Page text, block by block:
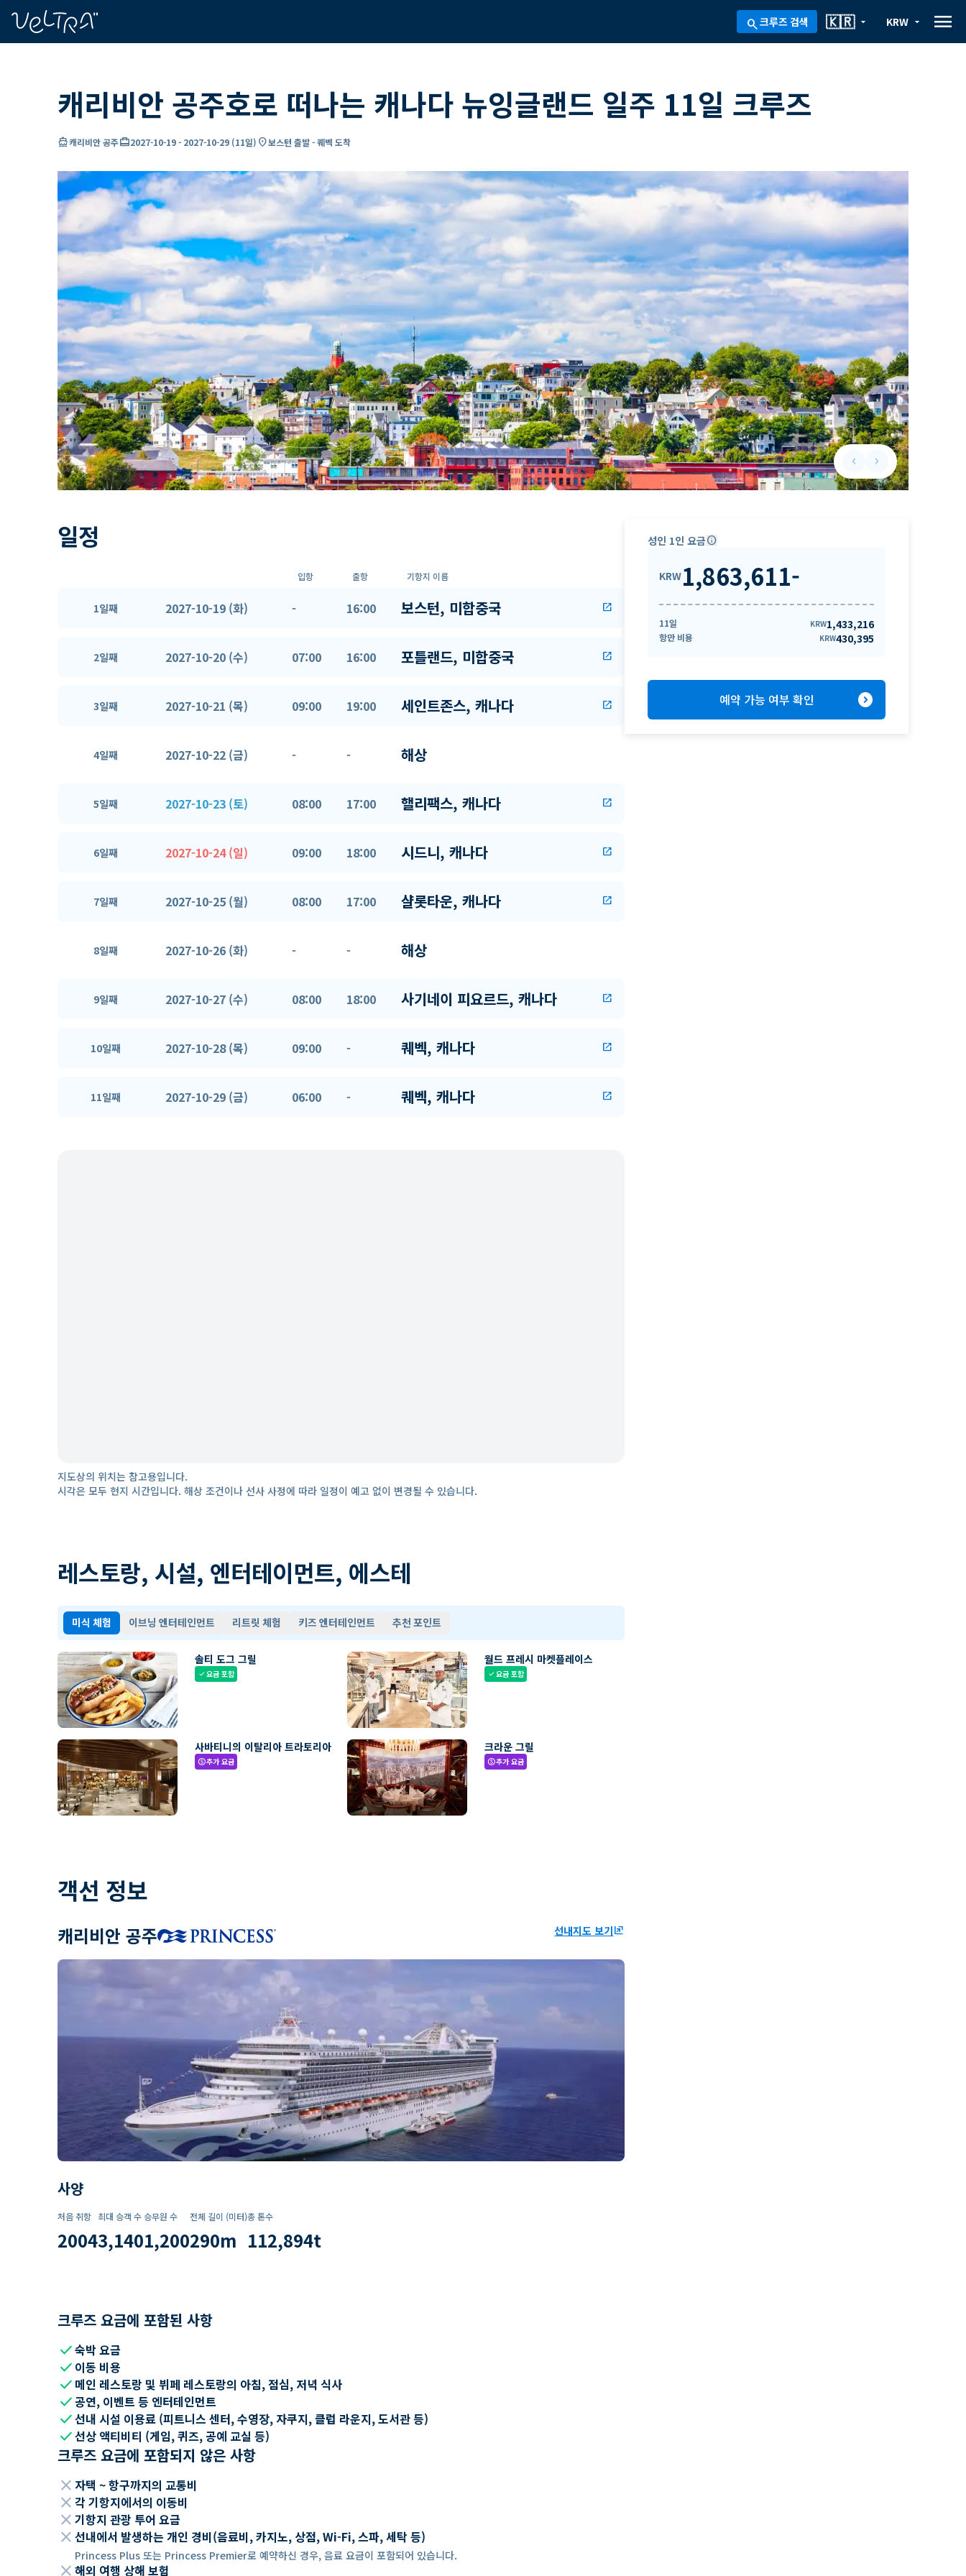
search크루즈 검색 arrow_drop_down
🇰🇷 arrow_drop_down
KRW menu
캐리비안 공주호로 떠나는 캐나다 뉴잉글랜드 일주 11일 크루즈
directions_boat캐리비안 공주card_travel2027-10-19- 2027-10-29 (11일) location_on보스턴 출발 - 퀘벡 도착
keyboard_arrow_leftPrevious slide
keyboard_arrow_rightNext slide
일정
입항 출항 기항지 이름
1일째 2027-10-19 (화) - 16:00 보스턴, 미합중국 open_in_new
2일째 2027-10-20 (수) 07:00 16:00 포틀랜드, 미합중국 open_in_new
3일째 2027-10-21 (목) 09:00 19:00 세인트존스, 캐나다 open_in_new
4일째 2027-10-22 (금) - - 해상
5일째 2027-10-23 (토) 08:00 17:00 핼리팩스, 캐나다 open_in_new
6일째 2027-10-24 (일) 09:00 18:00 시드니, 캐나다 open_in_new
7일째 2027-10-25 (월) 08:00 17:00 샬롯타운, 캐나다 open_in_new
8일째 2027-10-26 (화) - - 해상
9일째 2027-10-27 (수) 08:00 18:00 사기네이 피요르드, 캐나다 open_in_new
10일째 2027-10-28 (목) 09:00 - 퀘벡, 캐나다 open_in_new
11일째 2027-10-29 (금) 06:00 - 퀘벡, 캐나다 open_in_new
지도상의 위치는 참고용입니다.
시각은 모두 현지 시간입니다. 해상 조건이나 선사 사정에 따라 일정이 예고 없이 변경될 수 있습니다.
레스토랑, 시설, 엔터테이먼트, 에스테
미식 체험 이브닝 엔터테인먼트 리트릿 체험 키즈 엔터테인먼트 추천 포인트
솔티 도그 그릴
check요금 포함
월드 프레시 마켓플레이스
check요금 포함
사바티니의 이탈리아 트라토리아
paid추가 요금
크라운 그릴
paid추가 요금
객선 정보
캐리비안 공주 선내지도 보기ungroup
사양
처음 취항
2004
최대 승객 수
3,140
승무원 수
1,200
전체 길이 (미터)
290m
총 톤수
112,894t
크루즈 요금에 포함된 사항
check숙박 요금
check 이동 비용
check 메인 레스토랑 및 뷔페 레스토랑의 아침, 점심, 저녁 식사
check 공연, 이벤트 등 엔터테인먼트
check선내 시설 이용료 (피트니스 센터, 수영장, 자쿠지, 클럽 라운지, 도서관 등)
check선상 액티비티 (게임, 퀴즈, 공예 교실 등)
크루즈 요금에 포함되지 않은 사항
close 자택 ~ 항구까지의 교통비
close 각 기항지에서의 이동비
close 기항지 관광 투어 요금
close 선내에서 발생하는 개인 경비(음료비, 카지노, 상점, Wi-Fi, 스파, 세탁 등)
Princess Plus 또는 Princess Premier로 예약하신 경우, 음료 요금이 포함되어 있습니다.
close 해외 여행 상해 보험
성인 1인 요금info
KRW1,863,611-
11일 KRW1,433,216
항만 비용 KRW430,395
예약 가능 여부 확인 expand_circle_right